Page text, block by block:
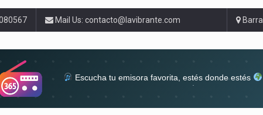
Mail Us: contacto@lavibrante.com
Escucha tu emisora favorita, estés donde estés